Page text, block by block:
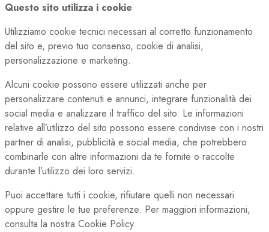
Questo sito utilizza i cookie
Utilizziamo cookie tecnici necessari al corretto funzionamento
del sito e, previo tuo consenso, cookie di analisi,
personalizzazione e marketing.
Alcuni cookie possono essere utilizzati anche per
personalizzare contenuti e annunci, integrare funzionalità dei
social media e analizzare il traffico del sito. Le informazioni
relative all’utilizzo del sito possono essere condivise con i nostri
partner di analisi, pubblicità e social media, che potrebbero
combinarle con altre informazioni da te fornite o raccolte
durante l’utilizzo dei loro servizi.
Puoi accettare tutti i cookie, rifiutare quelli non necessari
oppure gestire le tue preferenze. Per maggiori informazioni,
consulta la nostra Cookie Policy.